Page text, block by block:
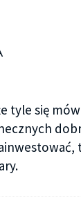
tyle się